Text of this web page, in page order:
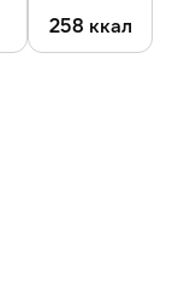
258 ккал